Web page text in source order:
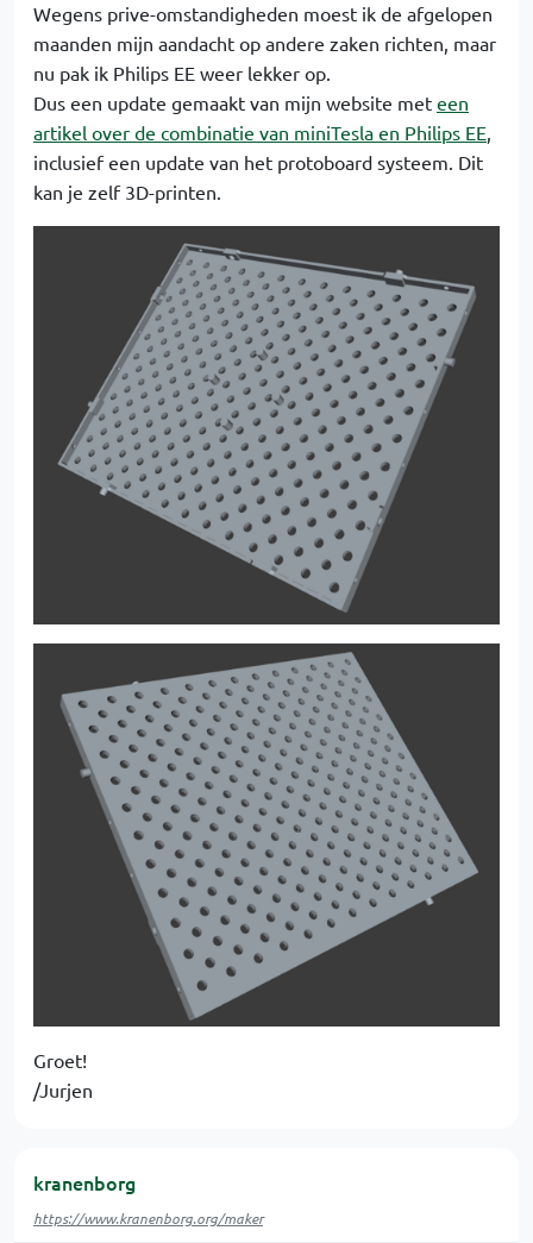
Wegens prive-omstandigheden moest ik de afgelopen
maanden mijn aandacht op andere zaken richten, maar
nu pak ik Philips EE weer lekker op.
Dus een update gemaakt van mijn website met een
artikel over de combinatie van miniTesla en Philips EE,
inclusief een update van het protoboard systeem. Dit
kan je zelf 3D-printen.
Groet!
/Jurjen
kranenborg
https://www.kranenborg.org/maker